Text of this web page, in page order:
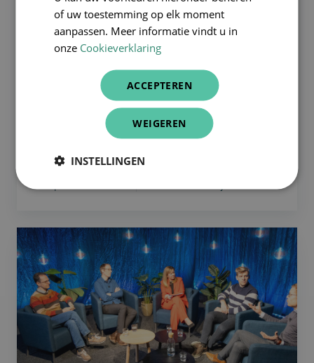
boosten?
Hoe kunnen digitale tools preventieve
zorg boosten?
Multidisciplinaire
samenwerking:
de
weg
naar
preventieve
of uw toestemming op elk moment
aanpassen. Meer informatie vindt u in
onze Cookieverklaring
ACCEPTEREN
WEIGEREN
INSTELLINGEN